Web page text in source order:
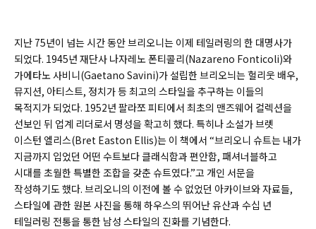
지난 75년이 넘는 시간 동안 브리오니는 이제 테일러링의 한 대명사가
되었다. 1945년 재단사 나자레노 폰티콜리(Nazareno Fonticoli)와
가에타노 사비니(Gaetano Savini)가 설립한 브리오늬는 헐리웃 배우,
뮤지션, 아티스트, 정치가 등 최고의 스타일을 추구하는 이들의
목적지가 되었다. 1952년 팔라쪼 피티에서 최초의 맨즈웨어 컬렉션을
선보인 뒤 업계 리더로서 명성을 확고히 했다. 특히나 소설가 브렛
이스턴 엘리스(Bret Easton Ellis)는 이 책에서 “브리오니 슈트는 내가
지금까지 입었던 어떤 수트보다 클래식함과 편안함, 패셔너블하고
시대를 초월한 특별한 조합을 갖춘 슈트였다.”고 개인 서문을
작성하기도 했다. 브리오니의 이전에 볼 수 없었던 아카이브와 자료들,
스타일에 관한 원본 사진을 통해 하우스의 뛰어난 유산과 수십 년
테일러링 전통을 통한 남성 스타일의 진화를 기념한다.